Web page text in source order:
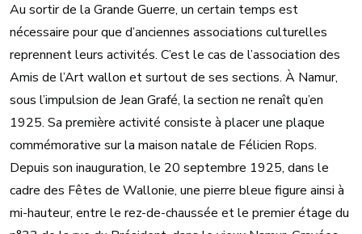
Au sortir de la Grande Guerre, un certain temps est
nécessaire pour que d’anciennes associations culturelles
reprennent leurs activités. C’est le cas de l’association des
Amis de l’Art wallon et surtout de ses sections. À Namur,
sous l’impulsion de Jean Grafé, la section ne renaît qu’en
1925. Sa première activité consiste à placer une plaque
commémorative sur la maison natale de Félicien Rops.
Depuis son inauguration, le 20 septembre 1925, dans le
cadre des Fêtes de Wallonie, une pierre bleue figure ainsi à
mi-hauteur, entre le rez-de-chaussée et le premier étage du